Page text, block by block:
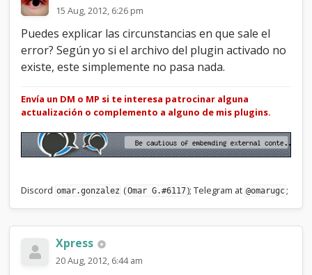
15 Aug, 2012, 6:26 pm
Puedes explicar las circunstancias en que sale el
error? Según yo si el archivo del plugin activado no
existe, este simplemente no pasa nada.
Envía un DM o MP si te interesa patrocinar alguna
actualización o complemento a alguno de mis plugins.
Discord omar.gonzalez (Omar G.#6117); Telegram at @omarugc ;
Xpress
20 Aug, 2012, 6:44 am